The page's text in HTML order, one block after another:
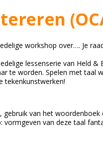
workshop over…. Je
lessenserie van Held
te worden. Spelen met taal
tekenkunstwerken!
van het woordenboek
vormgeven van deze taal